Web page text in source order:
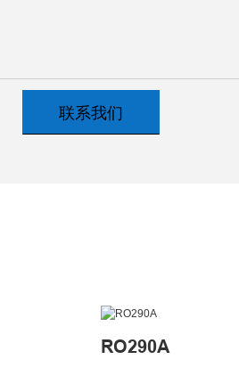
联系我们
RO290A